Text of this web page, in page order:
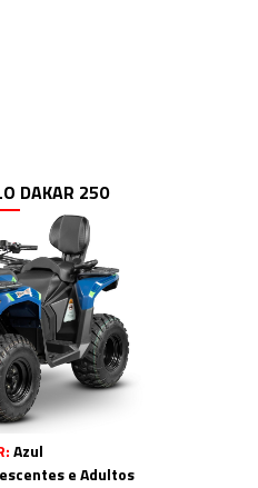
DAKAR 250
Azul
e Adultos